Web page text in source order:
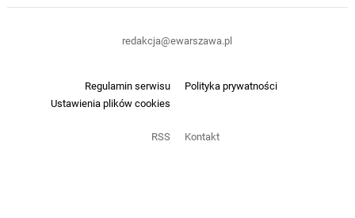
Regulamin serwisu
Polityka prywatności
Ustawienia plików cookies
RSS Kontakt
redakcja@ewarszawa.pl